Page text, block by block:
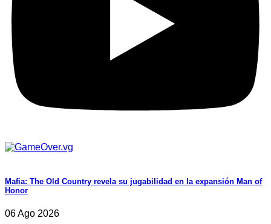
Mafia: The Old Country revela su jugabilidad en la expansión Man of
Honor
06 Ago 2026